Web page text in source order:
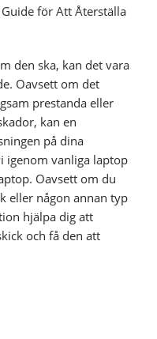
för Att Återställa
den ska, kan det vara
Oavsett om det
prestanda eller
kan en
på dina
igenom vanliga laptop
Oavsett om du
eller någon annan typ
hjälpa dig att
och få den att